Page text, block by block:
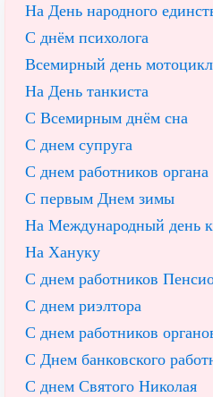
На День народного
С днём психолога
Всемирный день
На День танкиста
С Всемирным днём сна
С днем супруга
С днем работников
С первым Днем зимы
На Международный день
На Хануку
С днем работников
С днем риэлтора
С днем работников
С Днем банковского
С днем Святого Николая